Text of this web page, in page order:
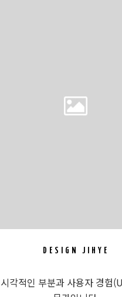
DESIGN JIHYE
각적인 부분과 사용자 경험